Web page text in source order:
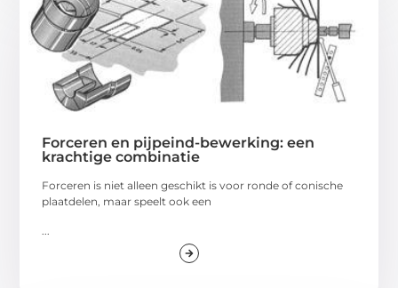
Forceren en pijpeind-bewerking: een
krachtige combinatie
Forceren is niet alleen geschikt is voor ronde of conische
plaatdelen, maar speelt ook een